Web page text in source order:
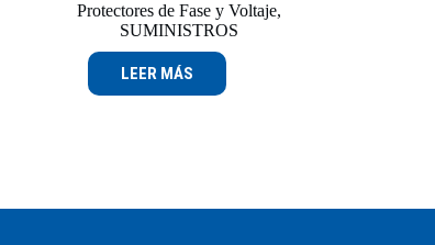
Protectores de Fase y Voltaje,
SUMINISTROS
LEER MÁS